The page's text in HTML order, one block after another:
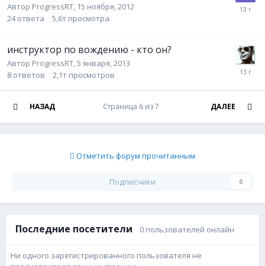
Автор ProgressRT 15 ноября, 2012
24 ответа 5,6т просмотра
инструктор по вождению - кто он?
Автор ProgressRT 5 января, 2013
8 ответов 2,1т просмотров
НАЗАД ДАЛЕЕ
Страница 6 из 7
Отметить форум прочитанным
Подписчики 0
Последние посетители 0 пользователей онлайн
Ни одного зарегистрированного пользователя не